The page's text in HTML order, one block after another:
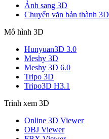
Ảnh sang 3D
Chuyển văn bản thành 3D
Mô hình 3D
Hunyuan3D 3.0
Meshy 3D
Meshy 3D 6.0
Tripo 3D
Tripo3D H3.1
Trình xem 3D
Online 3D Viewer
OBJ Viewer